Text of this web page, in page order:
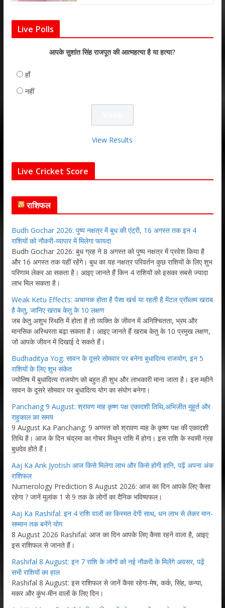
Live Polls
आपके सुशांत सिंह राजपूत की आत्महत्या है या हत्या?
हाँ
नहीं
View Results
Live Cricket Score
राशिफल
Budh Gochar 2026: पुष्य नक्षत्र में बुध की एंट्री, 16 अगस्त तक इन 4
राशियों को नौकरी-व्यापार में मिलेगा फायदा
Budh Gochar 2026: बुध ग्रह ने 8 अगस्त को पुष्य नक्षत्र में प्रवेश किया है
और 16 अगस्त तक यहीं रहेंगे। बुध का यह नक्षत्र परिवर्तन कुछ राशियों के लिए शुभ
परिणाम लेकर आ सकता है। आइए जानते हैं किन 4 राशियों को इसका सबसे ज्यादा
लाभ मिल सकता है।
Weak Ketu Effects: अचानक होता है पैसा खर्च या रहती है मेंटल प्रॉब्लम खराब
है केतु, जानिए खराब केतु के 10 लक्षण
जब केतु अशुभ स्थिति में होता है तो व्यक्ति के जीवन में अनिश्चितता, भ्रम और
मानसिक अस्थिरता बढ़ा सकता है। आइए जानते हैं खराब केतु के 10 प्रमुख लक्षण,
जो आपके जीवन में दिखाई दे सकते हैं।
Budhaditya Yog: सावन के दूसरे सोमवार पर बनेगा बुधादित्य राजयोग, इन 5
राशियों के लिए शुभ संकेत
ज्योतिष में बुधादित्य राजयोग को बहुत ही शुभ और लाभकारी माना जाता है। इस महीने
सावन के दूसरे सोमवार पर बुधादित्य योग का संयोग बनेगा।
Panchang 9 August: श्रावण माह कृष्ण पक्ष एकादशी तिथि,अभिजीत मुहूर्त और
राहुकाल का समय
9 August Ka Panchang: 9 अगस्त को श्रावण माह के कृष्ण पक्ष की एकादशी
तिथि है। आज के दिन चंद्रमा का गोचर मिथुन राशि में होगा। इस राशि के स्वामी ग्रह
बुधदेव होते हैं।
Aaj Ka Ank Jyotish आज किसे मिलेगा लाभ और किसे होगी हानि, पढ़ें अपना अंक
राशिफल
Numerology Prediction 8 August 2026: आज का दिन आपके लिए कैसा
रहेगा ? जानें मूलांक 1 से 9 तक के लोगों का दैनिक भविष्यफल।
Aaj Ka Rashifal: इन 4 राशि वालों का किस्मत देगी साथ, धन लाभ से लेकर मान-
सम्मान तक बनेंगे योग
8 August 2026 Rashifal: आज का दिन आपके लिए कैसा रहने वाला है, आइए
इस राशिफल से जानते हैं।
Rashifal 8 August: इन 7 राशि के लोगों को नई नौकरी के मिलेंगे अवसर, पढ़ें
सभी राशियों का हाल
Rashifal 8 August: इस राशिफल से जानें कैसा रहेगा-मेष, कर्क, सिंह, कन्या,
मकर और कुंभ-मीन वालों के लिए दिन।